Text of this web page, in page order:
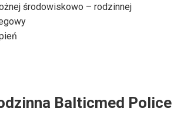
środowiskowo – rodzinnej
Balticmed Police